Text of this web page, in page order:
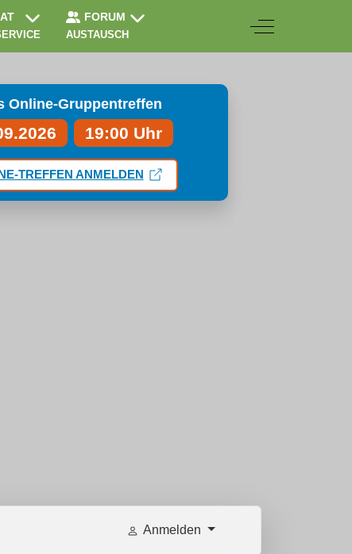
FORUM
AUSTAUSCH
Off-Canvas
Online-Gruppentreffen
19:00 Uhr
TREFFEN ANMELDEN
Anmelden